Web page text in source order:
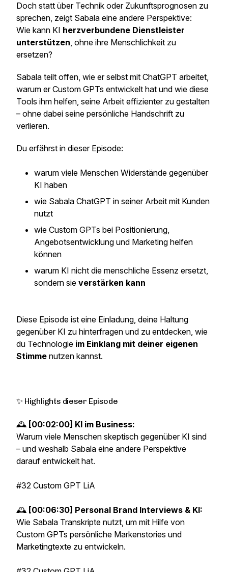
Doch statt über Technik oder Zukunftsprognosen zu
sprechen, zeigt Sabala eine andere Perspektive:
Wie kann KI herzverbundene Dienstleister
unterstützen, ohne ihre Menschlichkeit zu
ersetzen?
Sabala teilt offen, wie er selbst mit ChatGPT arbeitet,
warum er Custom GPTs entwickelt hat und wie diese
Tools ihm helfen, seine Arbeit effizienter zu gestalten
– ohne dabei seine persönliche Handschrift zu
verlieren.
Du erfährst in dieser Episode:
warum viele Menschen Widerstände gegenüber
KI haben
wie Sabala ChatGPT in seiner Arbeit mit Kunden
nutzt
wie Custom GPTs bei Positionierung,
Angebotsentwicklung und Marketing helfen
können
warum KI nicht die menschliche Essenz ersetzt,
sondern sie verstärken kann
Diese Episode ist eine Einladung, deine Haltung
gegenüber KI zu hinterfragen und zu entdecken, wie
du Technologie im Einklang mit deiner eigenen
Stimme nutzen kannst.
✨ Highlights dieser Episode
🕰️ [00:02:00] KI im Business:
Warum viele Menschen skeptisch gegenüber KI sind
– und weshalb Sabala eine andere Perspektive
darauf entwickelt hat.
#32 Custom GPT LiA
🕰️ [00:06:30] Personal Brand Interviews & KI:
Wie Sabala Transkripte nutzt, um mit Hilfe von
Custom GPTs persönliche Markenstories und
Marketingtexte zu entwickeln.